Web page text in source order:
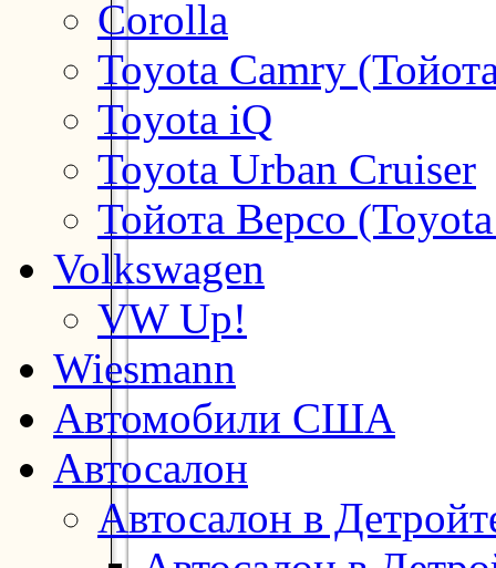
Corolla
Toyota Camry
Toyota iQ
Toyota Urban Cruiser
Тойота Версо
Volkswagen
VW Up!
Wiesmann
Автомобили США
Автосалон
Автосалон в